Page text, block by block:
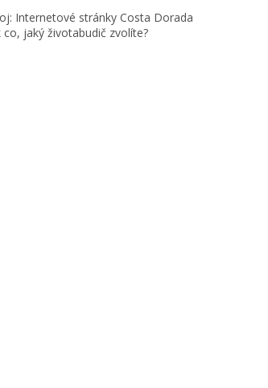
Internetové stránky Costa Dorada
co, jaký životabudič zvolíte?